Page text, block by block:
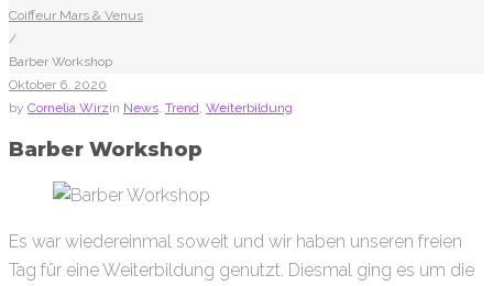
Coiffeur Mars & Venus
/
Barber Workshop
Oktober 6. 2020
by Cornelia Wirzin News, Trend, Weiterbildung
Barber Workshop
Es war wiedereinmal soweit und wir haben unseren freien
Tag für eine Weiterbildung genutzt. Diesmal ging es um die